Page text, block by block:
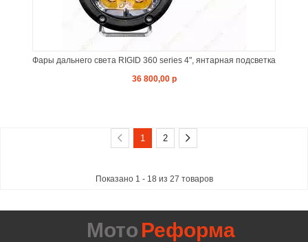
Фары дальнего света RIGID 360 series 4", янтарная подсветка
36 800,00 р
1 2
Показано 1 - 18 из 27 товаров
Мото Реформа